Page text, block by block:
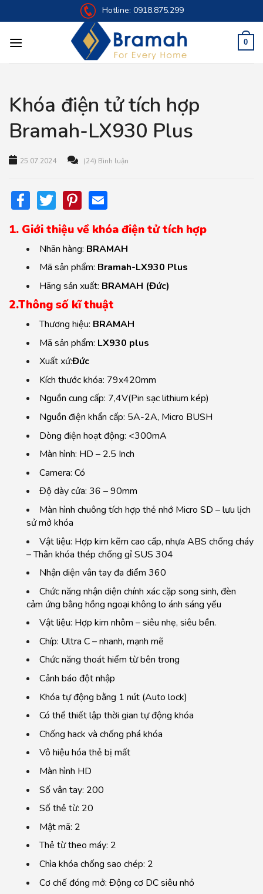
to
Hotline: 0918.875.299
0
Khóa điện tử tích hợp
Bramah-LX930 Plus
25.07.2024 (24) Bình luận
Facebook
TwitterPinterest
1. Giới thiệu về khóa điện tử tích hợp
Nhãn hàng: BRAMAH
Mã sản phẩm: Bramah-LX930 Plus
Hãng sản xuất: BRAMAH (Đức)
2.Thông số kĩ thuật
Thương hiệu: BRAMAH
Mã sản phẩm: LX930 plus
Xuất xứ:Đức
Kích thước khóa: 79x420mm
Nguồn cung cấp: 7,4V(Pin sạc lithium kép)
Nguồn điện khẩn cấp: 5A-2A, Micro BUSH
Dòng điện hoạt động: <300mA
Màn hình: HD – 2.5 Inch
Camera: Có
Độ dày cửa: 36 – 90mm
Màn hình chuông tích hợp thẻ nhớ Micro SD – lưu lịch
sử mở khóa
Vật liệu: Hợp kim kẽm cao cấp, nhựa ABS chống cháy
– Thân khóa thép chống gỉ SUS 304
Nhận diện vân tay đa điểm 360
Chức năng nhận diện chính xác cặp song sinh, đèn
cảm ứng bằng hồng ngoại không lo ánh sáng yếu
Vật liệu: Hợp kim nhôm – siêu nhẹ, siêu bền.
Chíp: Ultra C – nhanh, mạnh mẽ
Chức năng thoát hiểm từ bên trong
Cảnh báo đột nhập
Khóa tự động bằng 1 nút (Auto lock)
Có thể thiết lập thời gian tự động khóa
Chống hack và chống phá khóa
Vô hiệu hóa thẻ bị mất
Màn hình HD
Số vân tay: 200
Số thẻ từ: 20
Mật mã: 2
Thẻ từ theo máy: 2
Chìa khóa chống sao chép: 2
Cơ chế đóng mở: Động cơ DC siêu nhỏ